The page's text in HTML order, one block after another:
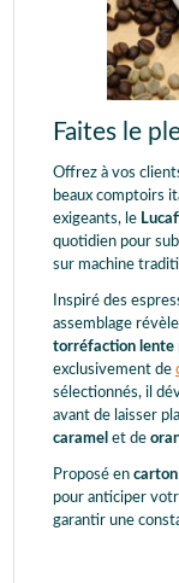
Faites le
Offrez à vos
beaux comptoirs
exigeants, le
quotidien pour
sur machine
Inspiré des
assemblage
torréfaction lente
exclusivement de
sélectionnés, il
avant de laisser
caramel et de
Proposé en
pour anticiper
garantir une